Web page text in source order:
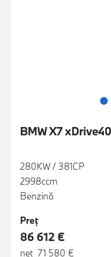
BMW X7
280KW / 381CP
2998ccm
Benzină
Preţ
86 612 €
net 71 580 €